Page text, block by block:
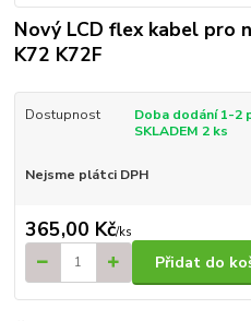
Nový LCD flex kabel pro
K72 K72F
Dostupnost
Doba dodání 1-2
SKLADEM 2 ks
Nejsme plátci DPH
365,00 Kč/ks
Přidat do